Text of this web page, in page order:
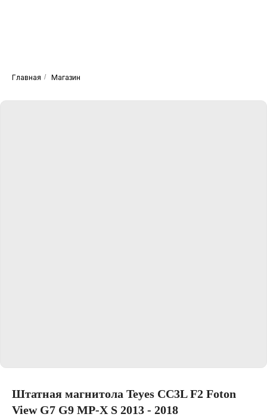
Главная / Магазин
Штатная магнитола Teyes CC3L F2 Foton
View G7 G9 MP-X S 2013 - 2018